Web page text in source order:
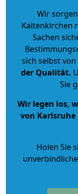
Wir
Kaltenkirchen
Sachen
sich selbst von
der Qualität.
Sie
Wir legen los,
von
Holen Sie